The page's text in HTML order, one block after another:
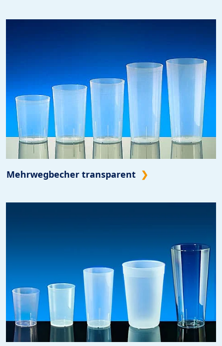
Mehrwegbecher transparent